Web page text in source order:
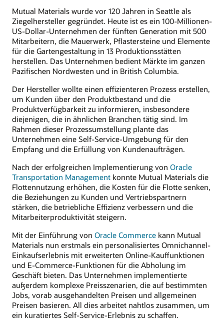
Mutual Materials wurde vor 120 Jahren in Seattle als
Ziegelhersteller gegründet. Heute ist es ein 100-Millionen-
US-Dollar-Unternehmen der fünften Generation mit 500
Mitarbeitern, die Mauerwerk, Pflastersteine und Elemente
für die Gartengestaltung in 13 Produktionsstätten
herstellen. Das Unternehmen bedient Märkte im ganzen
Pazifischen Nordwesten und in British Columbia.
Der Hersteller wollte einen effizienteren Prozess erstellen,
um Kunden über den Produktbestand und die
Produktverfügbarkeit zu informieren, insbesondere
diejenigen, die in ähnlichen Branchen tätig sind. Im
Rahmen dieser Prozessumstellung plante das
Unternehmen eine Self-Service-Umgebung für den
Empfang und die Erfüllung von Kundenaufträgen.
Nach der erfolgreichen Implementierung von Oracle
Transportation Management konnte Mutual Materials die
Flottennutzung erhöhen, die Kosten für die Flotte senken,
die Beziehungen zu Kunden und Vertriebspartnern
stärken, die betriebliche Effizienz verbessern und die
Mitarbeiterproduktivität steigern.
Mit der Einführung von Oracle Commerce kann Mutual
Materials nun erstmals ein personalisiertes Omnichannel-
Einkaufserlebnis mit erweiterten Online-Kauffunktionen
und E-Commerce-Funktionen für die Abholung im
Geschäft bieten. Das Unternehmen implementierte
außerdem komplexe Preisszenarien, die auf bestimmten
Jobs, vorab ausgehandelten Preisen und allgemeinen
Preisen basieren. All dies arbeitet nahtlos zusammen, um
ein kuratiertes Self-Service-Erlebnis zu schaffen.